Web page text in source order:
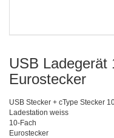
USB Ladegerät
Eurostecker
USB Stecker + cType Stecker
Ladestation weiss
10-Fach
Eurostecker